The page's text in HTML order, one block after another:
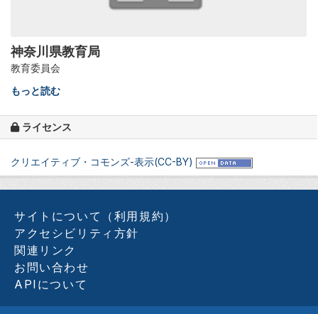
神奈川県教育局
教育委員会
もっと読む
ライセンス
クリエイティブ・コモンズ-表示(CC-BY)
サイトについて（利用規約）
アクセシビリティ方針
関連リンク
お問い合わせ
APIについて